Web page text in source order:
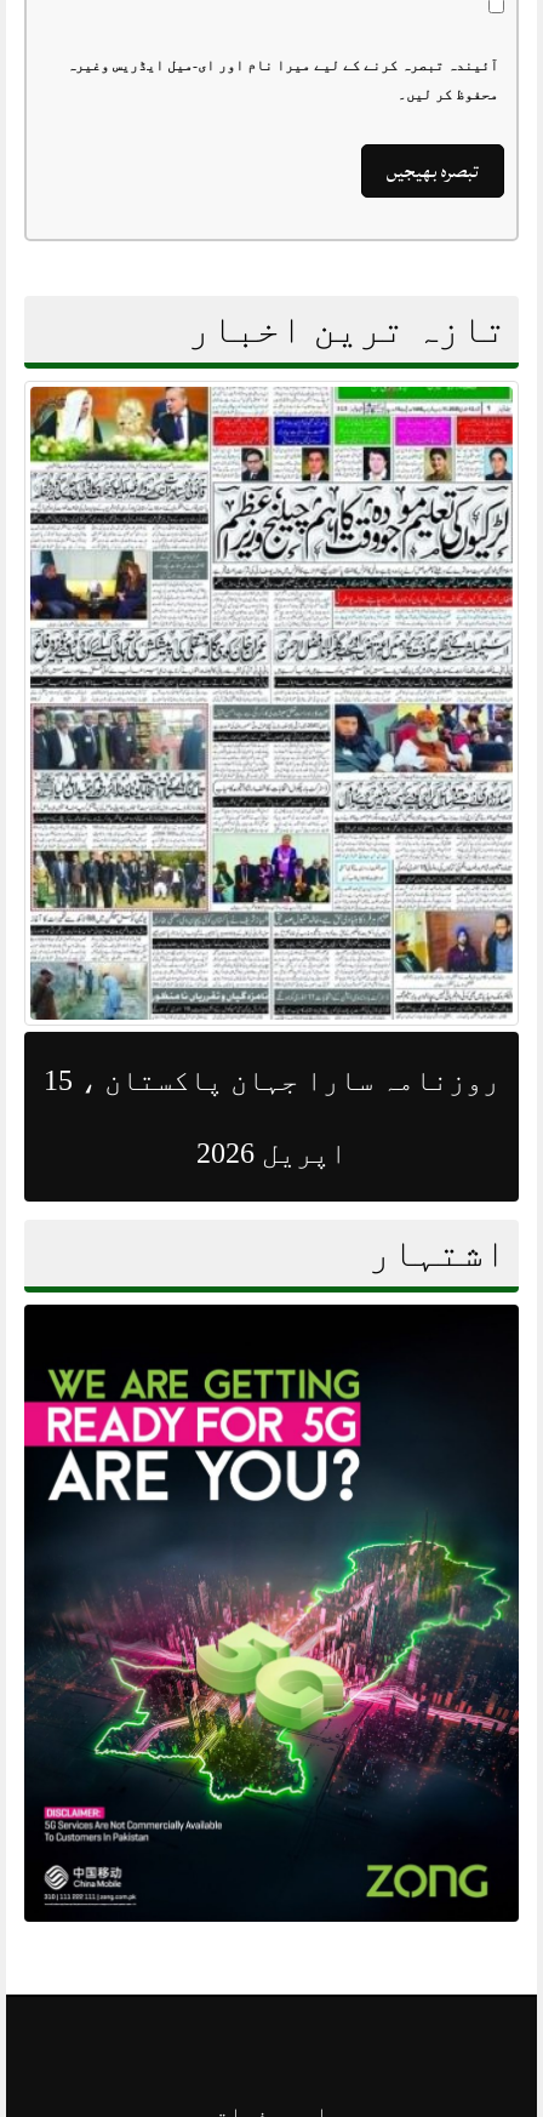
آئیندہ تبصرہ کرنے کے لیے میرا نام اور ای-میل ایڈریس وغیرہ
محفوظ کر لیں۔
تازہ ترین اخبار
روزنامہ سارا جہان پاکستان ، 15
اپریل 2026
اشتہار